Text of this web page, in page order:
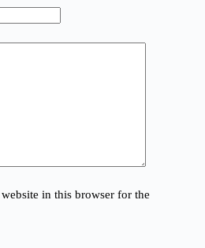
in this browser for the